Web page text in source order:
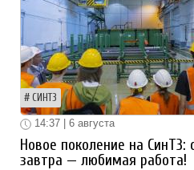
СИНТЗ
14:37 | 6 августа
Новое поколение на СинТЗ:
завтра — любимая работа!